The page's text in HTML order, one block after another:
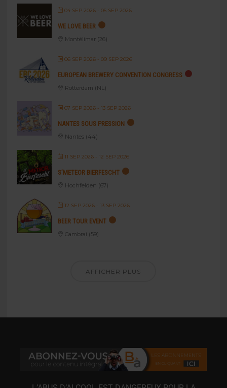
04 SEP 2026- 05 SEP 2026
WE LOVE BEER
Montélimar (26)
06 SEP 2026- 09 SEP 2026
EUROPEAN BREWERY CONVENTION CONGRESS
Rotterdam (NL)
07 SEP 2026- 13 SEP 2026
NANTES SOUS PRESSION
Nantes (44)
11 SEP 2026- 12 SEP 2026
S’METEOR BIERFESCHT
Hochfelden (67)
12 SEP 2026- 13 SEP 2026
BEER TOUR EVENT
Cambrai (59)
AFFICHER PLUS